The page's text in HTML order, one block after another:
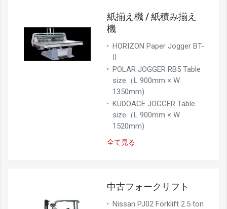
紙揃え機 / 紙積み揃え
機
HORIZON Paper Jogger BT-
II
POLAR JOGGER RB5 Table
size（L 900mm × W
1350mm)
KUDOACE JOGGER Table
size（L 900mm × W
1520mm)
全て見る
中古フォークリフト
Nissan PJ02 Forklift 2.5 ton